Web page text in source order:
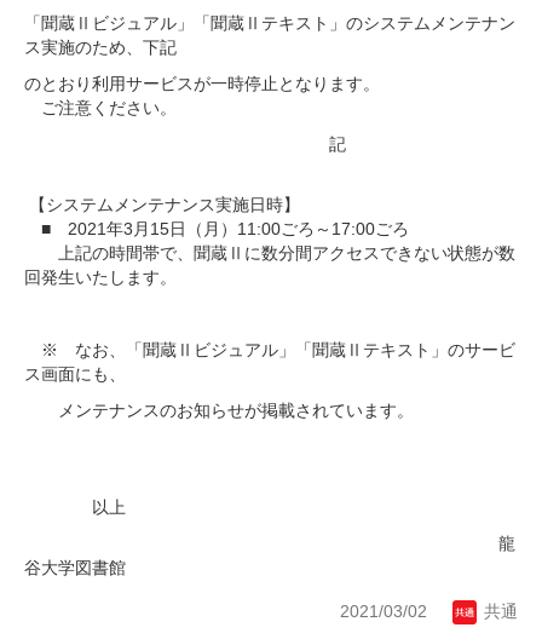
「聞蔵Ⅱビジュアル」「聞蔵Ⅱテキスト 」のシステムメンテナン
ス実施のため、下記
のとおり利用サービスが一時停止となります。
ご注意ください。
記
【システムメンテナンス実施日時】
■ 2021年3月15日（月）11:00ごろ～17:00ごろ
上記の時間帯で、聞蔵Ⅱに数分間アクセスできない状態が数
回発生いたします。
※ なお、「聞蔵Ⅱビジュアル」「聞蔵Ⅱテキスト」のサービ
ス画面に も、
メンテナンスのお知らせが掲載されています。
以上
龍
谷大学図書館
2021/03/02 共通